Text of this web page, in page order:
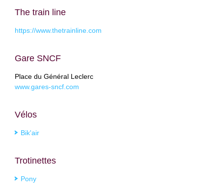
The train line
https://www.thetrainline.com
Gare SNCF
Place du Général Leclerc
www.gares-sncf.com
Vélos
Bik'air
Trotinettes
Pony